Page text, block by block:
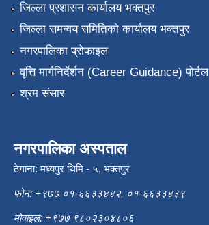
जिल्ला प्रशासन कार्यालय भक्तपुर
जिल्ला समन्वय समितिको कार्यालय भक्तपुर
नगरपालिका प्रोफाइल
वृत्ति मार्गनिर्देर्शन (Career Guidance) पोर्टल
श्रम संसार
नगरपालिका अस्पताल
ठेगाना: मध्यपुर थिमि - ५, भक्तपुर
फोन: +९७७ ०१-६६३३४४२, ०१-६६३३४३९
मोवाइल: +९७७ ९८०२३०४८०६